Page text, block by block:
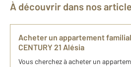
À découvrir dans nos
Ach​e​ter un appartement
CENTURY 21 Alésia
Vous cherchez à acheter un